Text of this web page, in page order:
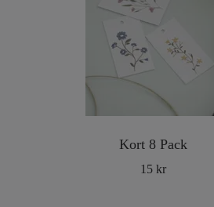
Kort 8 Pack
15 kr